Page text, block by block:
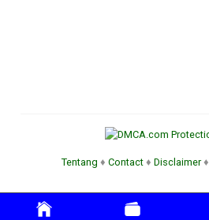
Tentang ♦ Contact ♦ Disclaimer♦